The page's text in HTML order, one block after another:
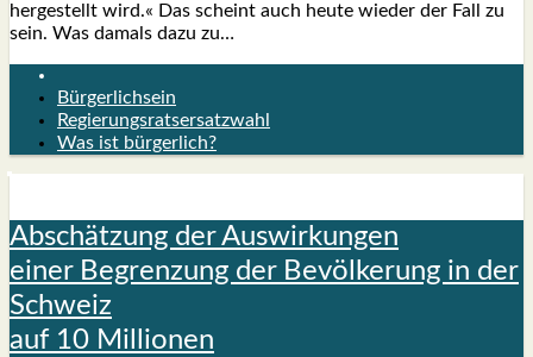
her­ge­stellt wird.« Das scheint auch heu­te wie­der der Fall zu
sein. Was damals dazu zu…
Bürgerlichsein
Regierungsratsersatzwahl
Was ist bürgerlich?
Abschät­zung der Aus­wir­kun­gen
einer Begren­zung der Bevöl­ke­rung in der
Schweiz
auf 10 Mil­lio­nen